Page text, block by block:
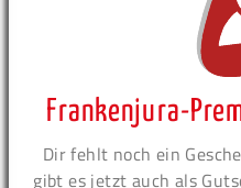
Frankenjura-
Dir fehlt noch ein
gibt es jetzt auch als